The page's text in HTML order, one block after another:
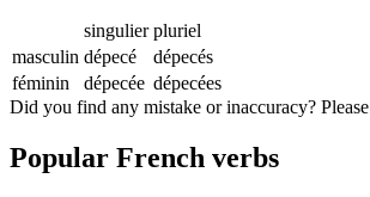
singulier pluriel
masculin dépecé
dépecés
féminin
dépecée dépecées
Did you find any mistake or inaccuracy? Please
Popular French verbs